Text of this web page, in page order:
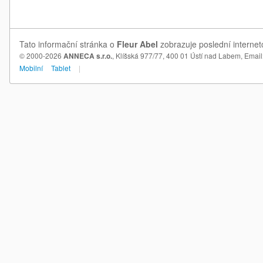
Tato informační stránka o Fleur Abel zobrazuje poslední
© 2000-2026 ANNECA s.r.o., Klíšská 977/77, 400 01 Ústí nad Labem,
Mobilní
Tablet |